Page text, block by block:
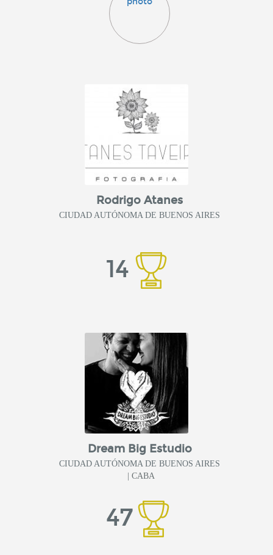
Rodrigo Atanes
CIUDAD AUTÓNOMA DE BUENOS AIRES
14
Dream Big Estudio
CIUDAD AUTÓNOMA DE BUENOS AIRES
| CABA
47